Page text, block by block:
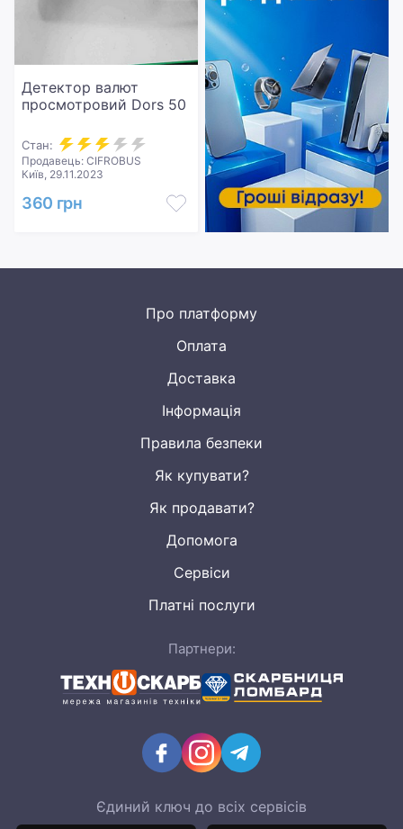
Детектор валют
просмотровий Dors 50
Стан:
Продавець: CIFROBUS
Київ, 29.11.2023
360 грн
Про платформу
Оплата
Доставка
Інформація
Правила безпеки
Як купувати?
Як продавати?
Допомога
Сервіси
Платні послуги
Партнери:
Єдиний ключ до всіх сервісів